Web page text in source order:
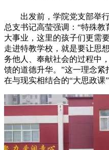
出发前，学院党支部举
总支书记高莹强调：“特殊
大事业，这里的孩子们更需
走进特教学校，就是要让思
务他人、奉献社会的过程中
馈的道德升华。”这一理念紧
在与现实相结合的“大思政课